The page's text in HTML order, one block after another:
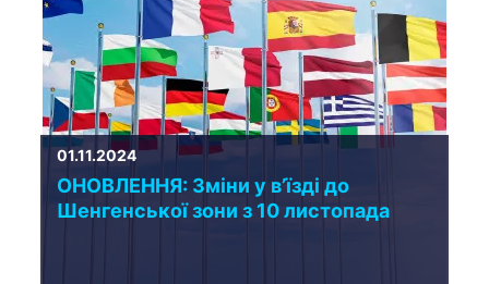
01.11.2024
ОНОВЛЕННЯ: Зміни у вʼїзді до
Шенгенської зони з 10 листопада